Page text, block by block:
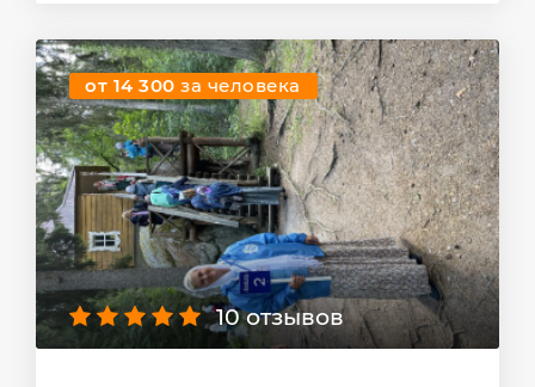
от 14 300за человека
10 отзывов